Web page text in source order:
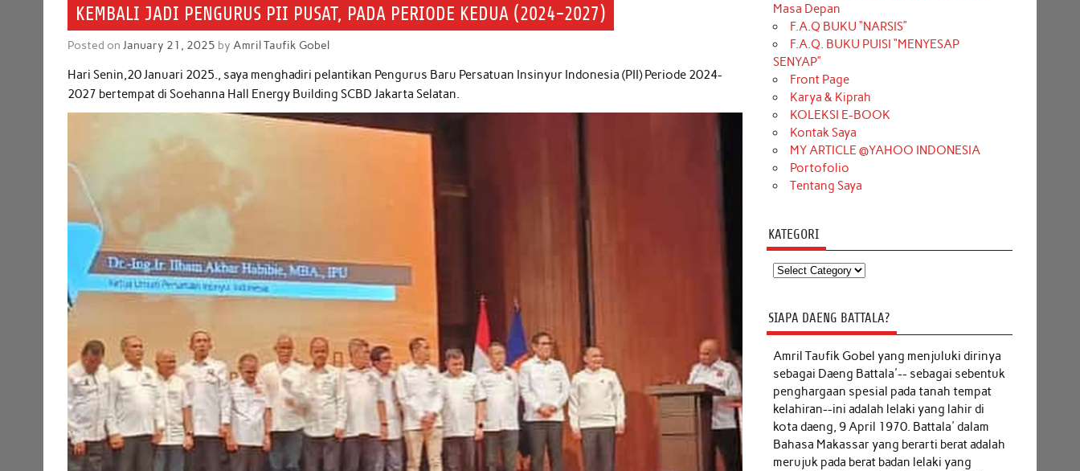
KEMBALI JADI PENGURUS PII PUSAT, PADA PERIODE KEDUA (2024-2027)
Posted onJanuary 21, 2025 byAmril Taufik Gobel
Hari Senin,20 Januari 2025., saya menghadiri pelantikan Pengurus Baru Persatuan Insinyur Indonesia (PII) Periode 2024-
2027 bertempat di Soehanna Hall Energy Building SCBD Jakarta Selatan.
Masa Depan
F.A.Q BUKU “NARSIS”
F.A.Q. BUKU PUISI “MENYESAP
SENYAP”
Front Page
Karya & Kiprah
KOLEKSI E-BOOK
Kontak Saya
MY ARTICLE @YAHOO INDONESIA
Portofolio
Tentang Saya
KATEGORI
Kategori
SIAPA DAENG BATTALA?
Amril Taufik Gobel yang menjuluki dirinya
sebagai Daeng Battala'-- sebagai sebentuk
penghargaan spesial pada tanah tempat
kelahiran--ini adalah lelaki yang lahir di
kota daeng, 9 April 1970. Battala' dalam
Bahasa Makassar yang berarti berat adalah
merujuk pada berat badan lelaki yang